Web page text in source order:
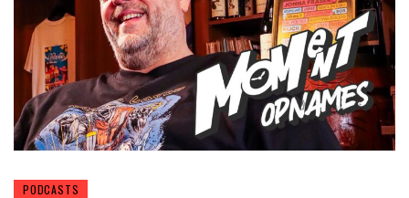
PODCASTS